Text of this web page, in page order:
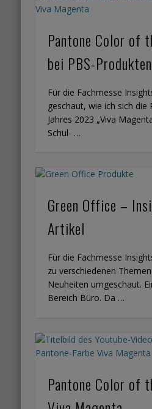
Pantone Color of
bei PBS-Produkten
Für die Fachmesse
geschaut, wie ich sich die
Jahres 2023 „Viva
Schul- …
Green Office –
Artikel
Für die Fachmesse
zu verschiedenen
Neuheiten umgeschaut.
Bereich Büro. Da …
Pantone Color of